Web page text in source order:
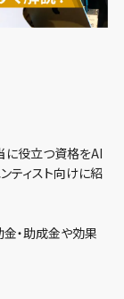
に役立つ資格をAI
ティスト向けに紹
金・助成金や効果